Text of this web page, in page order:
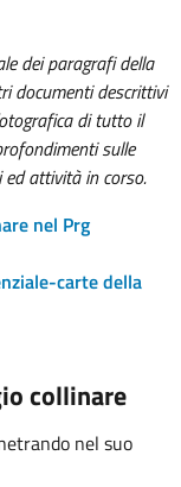
dei paragrafi della
documenti descrittivi
di tutto il
sulle
ed attività in corso.
nel Prg
carte della
collinare
nel suo